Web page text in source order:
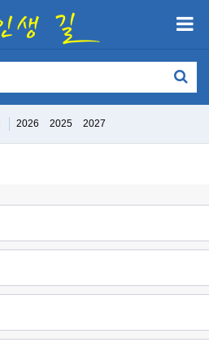
2026 2025 2027